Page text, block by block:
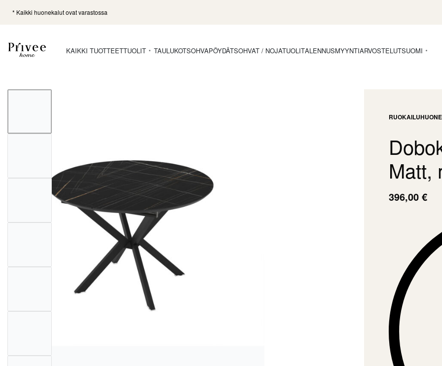
* Kaikki huonekalut ovat varastossa
KAIKKI TUOTTEETTUOLIT TAULUKOTSOHVAPÖYDÄTSOHVAT / NOJATUOLITALENNUSMYYNTIARVOSTELUTSUOMI
RUOKAILUHUONE
Matt,
396,00 €